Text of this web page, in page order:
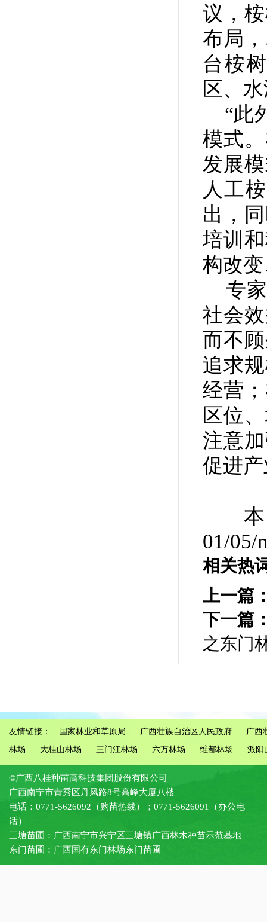
议，
布局
台桉
区、
“此
模式
发展
人工
出，
培训
构改
专家
社会
而不
追求
经营
区位
注意
促进
本
01/05/
相关热
上一篇
下一篇
之东门
友情链接： 国家林业和草原局 广西壮族自治区人民政府
广西
林场
大桂山林场 三门江林场 六万林场 维都林场 派阳
©广西八桂种苗高科技集团股份有限公司
广西南宁市青秀区丹凤路8号高峰大厦八楼
电话：0771-5626092（购苗热线）；0771-5626091（办公电
话）
三塘苗圃：广西南宁市兴宁区三塘镇广西林木种苗示范基地
东门苗圃：广西国有东门林场东门苗圃